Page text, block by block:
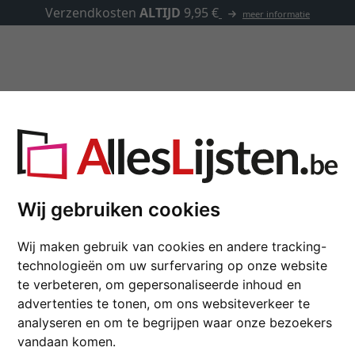
Wij gebruiken cookies
Wij maken gebruik van cookies en andere tracking-
technologieën om uw surfervaring op onze website
te verbeteren, om gepersonaliseerde inhoud en
advertenties te tonen, om ons websiteverkeer te
analyseren en om te begrijpen waar onze bezoekers
vandaan komen.
ornament 2,5 op maat
Barok kader
kleur
glastype